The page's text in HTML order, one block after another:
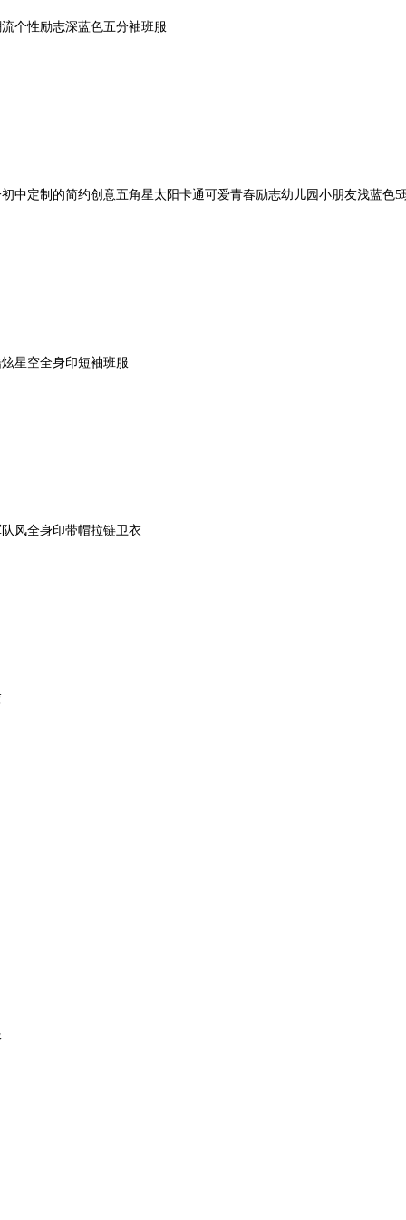
个性励志深蓝色五分袖班服
中定制的简约创意五角星太阳卡通可爱青春励志幼儿园小朋友浅蓝色5
星空全身印短袖班服
风全身印带帽拉链卫衣